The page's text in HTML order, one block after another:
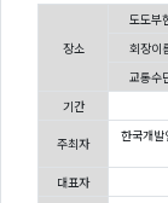
장소
도도부
회장이
교통수
기간
주최자
한국개
대표자